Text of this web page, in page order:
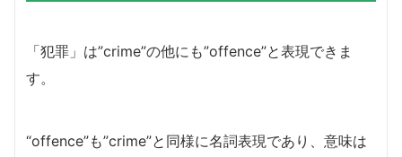
「犯罪」は”crime”の他にも”offence”と表現できま
す。
“offence”も”crime”と同様に名詞表現であり、意味は